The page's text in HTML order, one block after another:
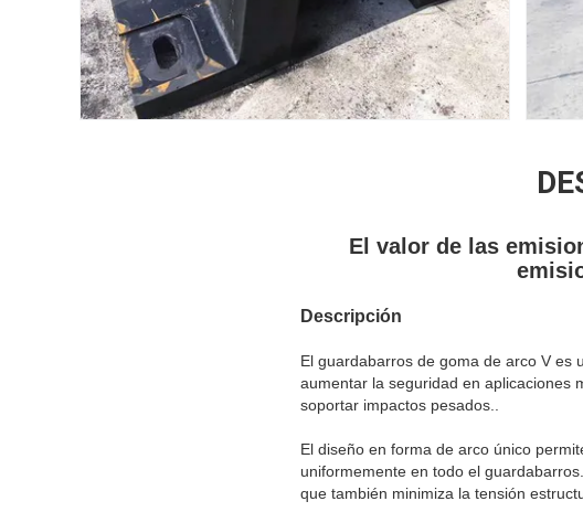
El valor de las
Descripción
El guardabarros de goma de arco V es
aumentar la seguridad en aplicaciones
soportar impactos pesados..
El diseño en forma de arco único
uniformemente en todo el
que también minimiza la tensión